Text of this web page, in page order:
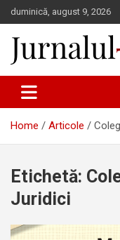
Skip
to
content
duminică, august 9, 2026
Jurnalul
Home Articole
Etichetă:
Juridici